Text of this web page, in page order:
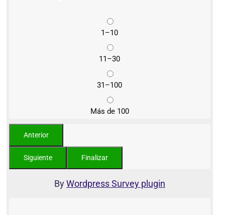
1–10
11–30
31–100
Más de 100
ByWordpress Survey plugin